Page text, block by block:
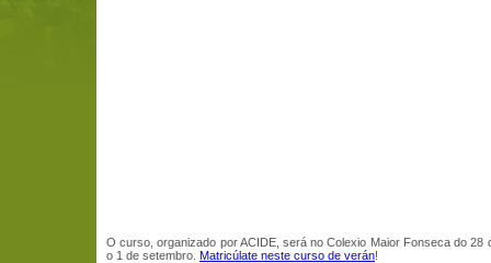
O curso, organizado por ACIDE, será no Colexio Maior Fonseca do 28
o 1 de setembro. Matricúlate neste curso de verán!